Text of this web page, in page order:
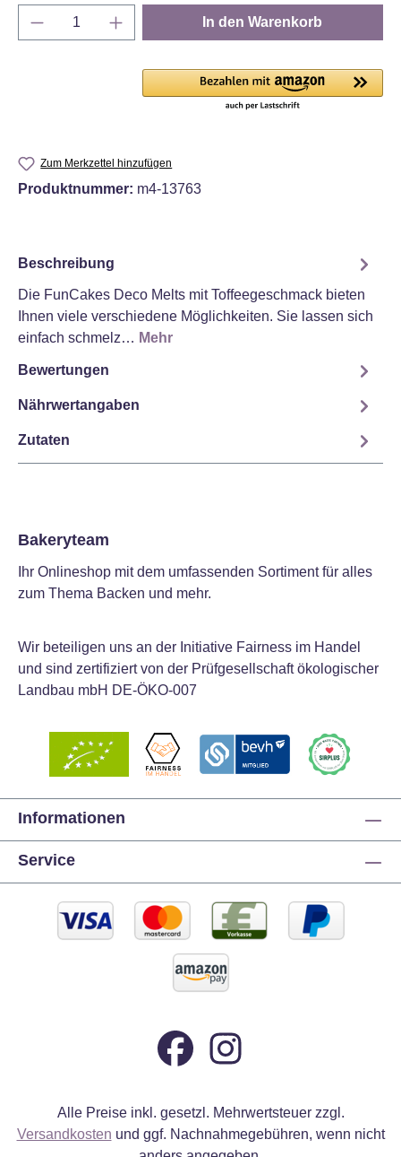
Produkt Anzahl: Gib den gewünschten
In den Warenkorb
Zum Merkzettel hinzufügen
Produktnummer: m4-13763
Beschreibung
Die FunCakes Deco Melts mit Toffeegeschmack bieten
Ihnen viele verschiedene Möglichkeiten. Sie lassen sich
einfach schmelz… Mehr
Bewertungen
Nährwertangaben
Zutaten
Bakeryteam
Ihr Onlineshop mit dem umfassenden Sortiment für alles
zum Thema Backen und mehr.
Wir beteiligen uns an der Initiative Fairness im Handel
und sind zertifiziert von der Prüfgesellschaft ökologischer
Landbau mbH DE-ÖKO-007
Informationen
Service
Alle Preise inkl. gesetzl. Mehrwertsteuer zzgl.
Versandkosten und ggf. Nachnahmegebühren, wenn nicht